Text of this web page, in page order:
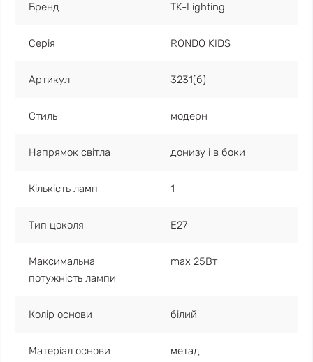
Бренд TK-Lighting
Серія RONDO KIDS
Артикул 3231(б)
Стиль модерн
Напрямок світла донизу і в боки
Кількість ламп 1
Тип цоколя E27
Максимальна
потужність лампи
max 25Вт
Колір основи білий
Матеріал основи метад